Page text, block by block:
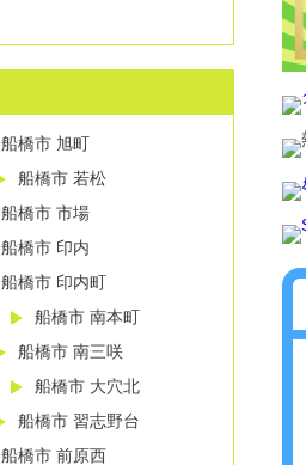
船橋市 旭町
船橋市 若松
船橋市 市場
船橋市 印内
船橋市 印内町
船橋市 南本町
船橋市 南三咲
船橋市 大穴北
船橋市 習志野台
船橋市 前原西